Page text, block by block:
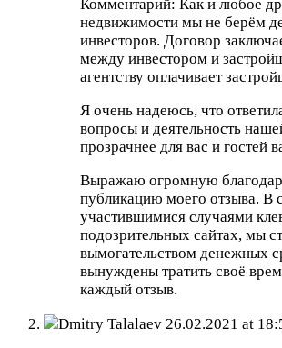
Комментарий: Как и любое
недвижимости мы не берём
инвесторов. Договор
между инвестором и
агентству оплачивает
Я очень надеюсь, что
вопросы и деятельность
прозрачнее для вас и гостей
Выражаю огромную
публикацию моего отзыва. В
участившимися случаями
подозрительных сайтах, мы
вымогательством денежных
вынуждены тратить своё
каждый отзыв.
Dmitry Talalaev 26.02.2021 at